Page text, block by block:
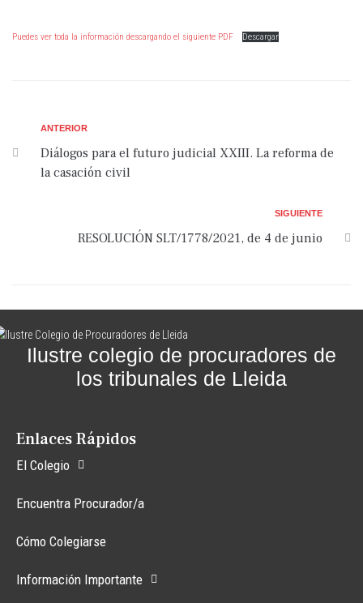
Puedes ver toda la información descargando el siguiente PDF Descargar
ANTERIOR
Diálogos para el futuro judicial XXIII. La reforma de
la casación civil
SIGUIENTE
RESOLUCIÓN SLT/1778/2021, de 4 de junio
Ilustre colegio de procuradores de
los tribunales de Lleida
Enlaces Rápidos
El Colegio
Encuentra Procurador/a
Cómo Colegiarse
Información Importante